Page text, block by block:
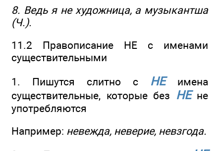
8. Ведь я не художница, а музыкантша
(Ч.).
11.2 Правописание НЕ с именами
существительными
1. Пишутся слитно с НЕимена
существительные, которые без НЕне
употребляются
Например: невежда, неверие, невзгода.